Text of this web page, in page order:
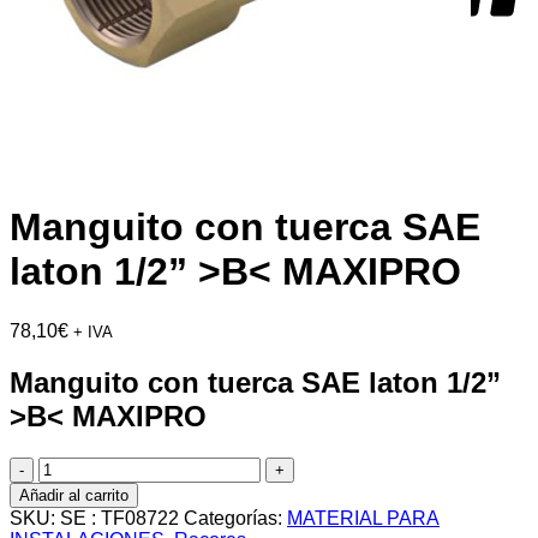
Manguito con tuerca SAE
laton 1/2” >B< MAXIPRO
78,10€ + IVA
Manguito con tuerca SAE laton 1/2”
>B< MAXIPRO
Manguito
con
tuerca
SAE
Añadir al carrito
SKU: SE : TF08722 Categorías: MATERIAL PARA